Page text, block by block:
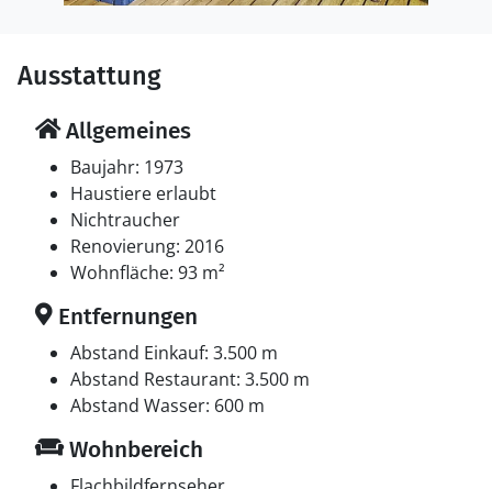
Ausstattung
Allgemeines
Baujahr: 1973
Haustiere erlaubt
Nichtraucher
Renovierung: 2016
Wohnfläche: 93 m²
Entfernungen
Abstand Einkauf: 3.500 m
Abstand Restaurant: 3.500 m
Abstand Wasser: 600 m
Wohnbereich